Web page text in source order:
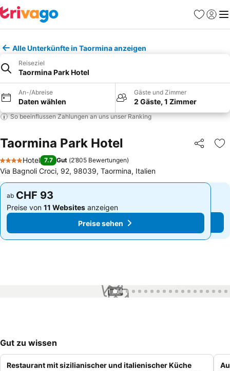
Favoriten
Alle Unterkünfte in Taormina anzeigen
Reiseziel
Taormina Park Hotel
An-/Abreise
Daten wählen
Gäste und Zimmer
2 Gäste, 1 Zimmer
So beeinflussen Zahlungen an uns unser Ranking
Taormina Park Hotel Teilen
4 Sterne
Hotel 7.7 Gut (2’805 Bewertungen)
Via Bagnoli Croci, 92, 98039, Taormina, Italien
ab CHF 93
Preise von 11 Websitesanzeigen
Preise sehen
ab CHF 93
Preise von 11 Websites anzeigen
Preise sehen
1 / 51
Gut zu wissen
Restaurant mit sizilianischer und italienischer Küche